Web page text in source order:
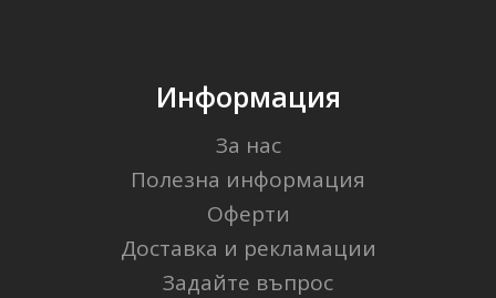
Информация
За нас
Полезна информация
Оферти
Доставка и рекламации
Задайте въпрос